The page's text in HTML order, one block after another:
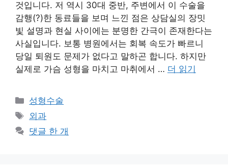
것입니다. 저 역시 30대 중반, 주변에서 이 수술을
감행(?)한 동료들을 보며 느낀 점은 상담실의 장밋
빛 설명과 현실 사이에는 분명한 간극이 존재한다는
사실입니다. 보통 병원에서는 회복 속도가 빠르니
당일 퇴원도 문제가 없다고 말하곤 합니다. 하지만
실제로 가슴 성형을 마치고 마취에서 … 더 읽기
카
테
고
리
성형수술
태
그
외과
댓글 한 개